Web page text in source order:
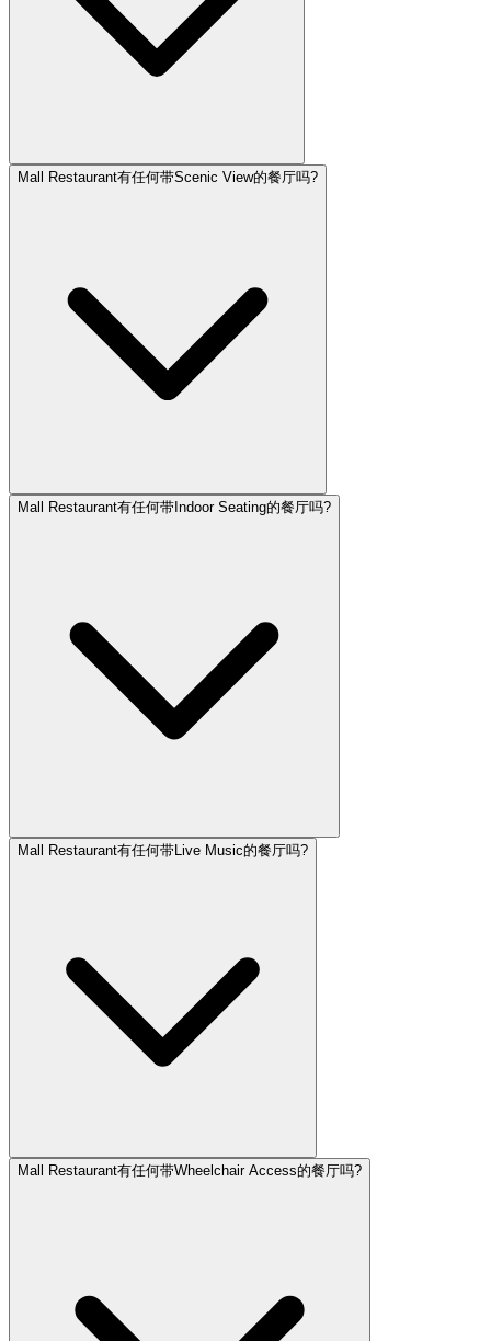
Mall Restaurant有任何带Scenic View的餐厅吗?
Mall Restaurant有任何带Indoor Seating的餐厅吗?
Mall Restaurant有任何带Live Music的餐厅吗?
Mall Restaurant有任何带Wheelchair Access的餐厅吗?